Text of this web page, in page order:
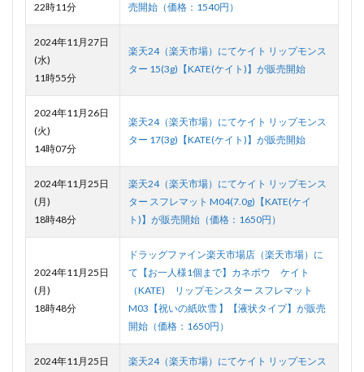
22時11分
売開始（価格：1540円）
2024年11月27日
(水)
11時55分
楽天24（楽天市場）にてケイト リップモンス
ター 15(3g)【KATE(ケイト)】が販売開始
2024年11月26日
(火)
14時07分
楽天24（楽天市場）にてケイト リップモンス
ター 17(3g)【KATE(ケイト)】が販売開始
2024年11月25日
(月)
18時48分
楽天24（楽天市場）にてケイト リップモンス
ター スフレマット M04(7.0g)【KATE(ケイ
ト)】が販売開始（価格：1650円）
2024年11月25日
(月)
18時48分
ドラッグファイン楽天市場店（楽天市場）に
て【お一人様1個まで】カネボウ ケイト
（KATE) リップモンスター スフレマット
M03【祝いの紙吹雪 】【液状タイプ】が販売
開始（価格：1650円）
2024年11月25日
楽天24（楽天市場）にてケイト リップモンス